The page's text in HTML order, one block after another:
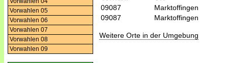
Vorwahlen 05
Vorwahlen 06
Vorwahlen 07
Vorwahlen 08
Vorwahlen 09
09087
Marktoffingen
09087
Marktoffingen
Weitere Orte in der Umgebung